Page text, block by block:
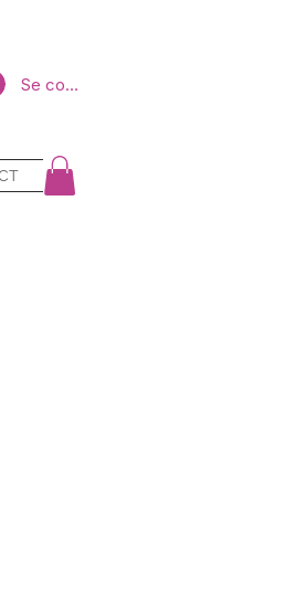
Se connecter